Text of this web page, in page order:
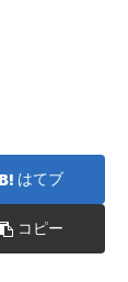
はてブ
コピー